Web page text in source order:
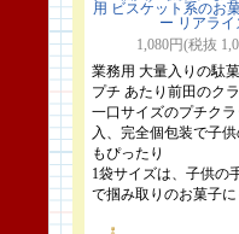
用 ビスケット系のお
ー リアライ
1,080円(税抜
業務用 大量入りの駄
プチ あたり前田のク
一口サイズのプチク
入、完全個包装で子
もぴったり
1袋サイズは、子供の
で掴み取りのお菓子